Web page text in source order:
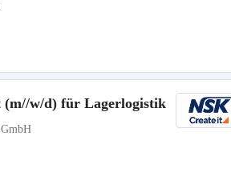
(m//w/d) für Lagerlogistik